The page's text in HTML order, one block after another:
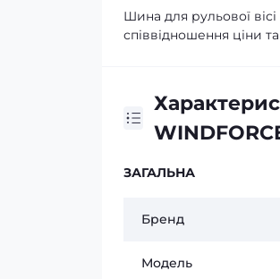
Шина для рульової
співвідношення ціни
ЗАГАЛЬНА
Бренд
Модель